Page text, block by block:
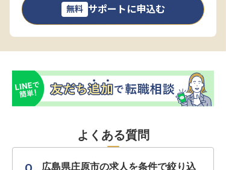
無料 サポートに申込む
よくある質問
広島県庄原市の求人を条件で絞り込